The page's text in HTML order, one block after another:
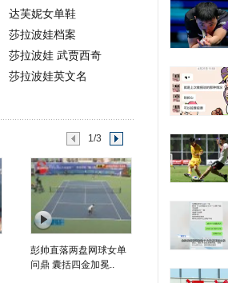
达芙妮女单鞋
莎拉波娃档案
莎拉波娃 武贾西奇
莎拉波娃英文名
1/3
彭帅直落两盘网球女单
问鼎 囊括四金加冕..